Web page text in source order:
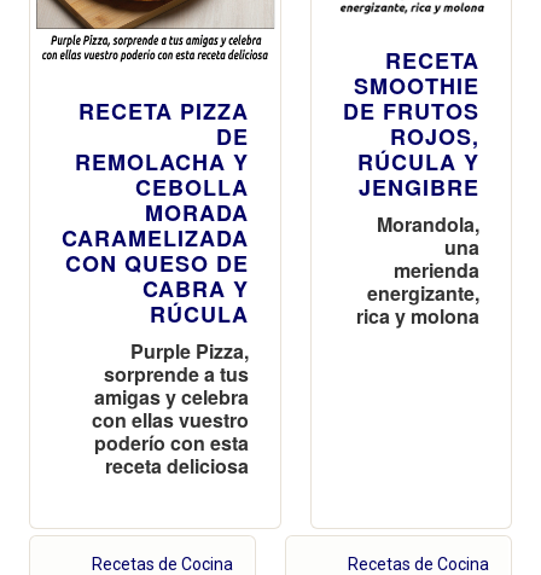
RECETA PIZZA
DE
REMOLACHA Y
CEBOLLA
MORADA
CARAMELIZADA
CON QUESO DE
CABRA Y
RÚCULA
Purple Pizza,
sorprende a tus
amigas y celebra
con ellas vuestro
poderío con esta
receta deliciosa
RECETA
SMOOTHIE
DE FRUTOS
ROJOS,
RÚCULA Y
JENGIBRE
Morandola,
una
merienda
energizante,
rica y molona
Recetas de Cocina Recetas de Cocina